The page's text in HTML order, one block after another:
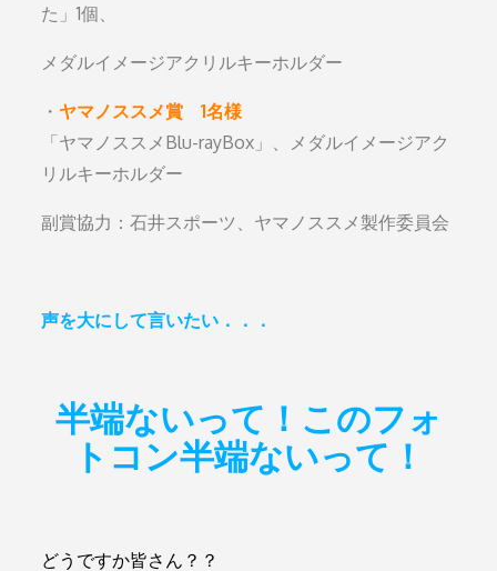
た」1個、
メダルイメージアクリルキーホルダー
・ ヤマノススメ賞 1名様
「ヤマノススメBlu-rayBox」、メダルイメージアク
リルキーホルダー
副賞協力：石井スポーツ、ヤマノススメ製作委員会
声を大にして言いたい．．．
半端ないって！このフォ
トコン半端ないって！
どうですか皆さん？？